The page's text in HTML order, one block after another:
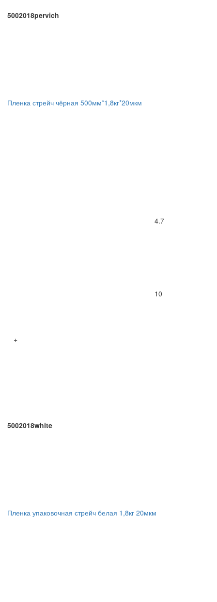
5002018pervich
Пленка стрейч чёрная 500мм*1,8кг*20мкм
4.7
10
+
5002018white
Пленка упаковочная стрейч белая 1,8кг 20мкм